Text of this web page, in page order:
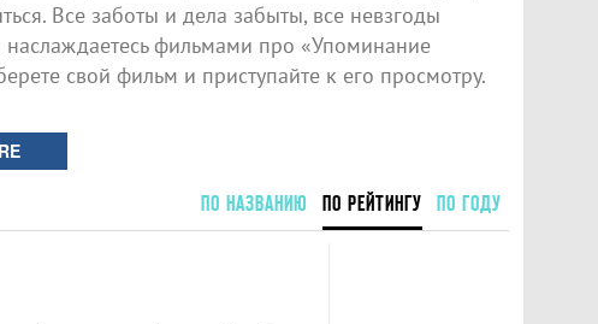
Все заботы и дела забыты, все невзгоды
фильмами про «Упоминание
свой фильм и приступайте к его просмотру.
ПО НАЗВАНИЮ ПО РЕЙТИНГУ ПО ГОДУ